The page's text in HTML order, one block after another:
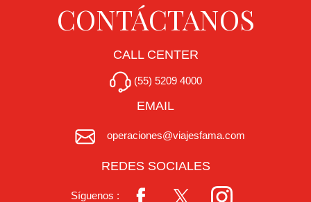
CONTÁCTANOS
CALL CENTER
(55) 5209 4000
EMAIL
operaciones@viajesfama.com
REDES SOCIALES
Síguenos :